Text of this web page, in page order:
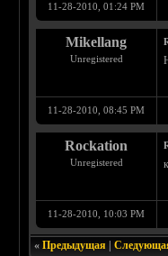
11-28-2010, 01:24 PM
Mikellang
Unregistered
11-28-2010, 08:45 PM
Rockation
Unregistered
11-28-2010, 10:03 PM
«Предыдущая |